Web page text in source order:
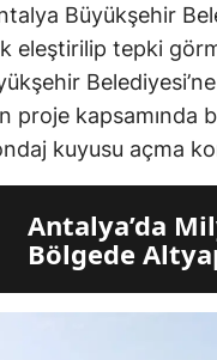
Büyükşehir
eleştirilip tepki
proje kapsamında
kuyusu açma
Antalya’da
Bölgede